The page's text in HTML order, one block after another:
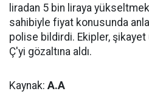
liradan 5 bin liraya
sahibiyle fiyat konusunda
polise bildirdi. Ekipler,
Ç'yi gözaltına aldı.
Kaynak: A.A